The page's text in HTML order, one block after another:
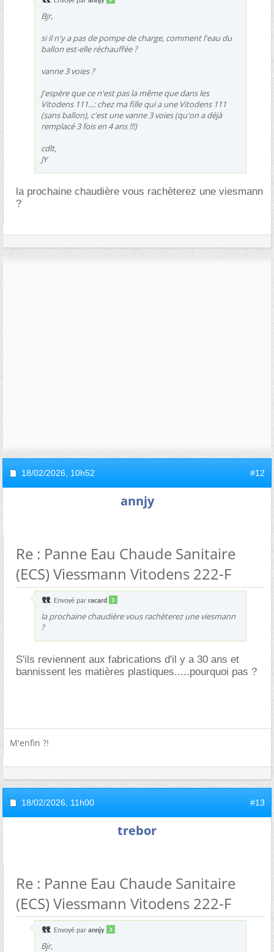
Bjr,
si il n'y a pas de pompe de charge, comment l'eau du
ballon est-elle réchauffée ?
vanne 3 voies ?
J'espère que ce n'est pas la même que dans les
Vitodens 111...: chez ma fille qui a une Vitodens 111
(sans ballon), c'est une vanne 3 voies (qu'on a déjà
remplacé 3 fois en 4 ans !!!)
cdlt,
JY
la prochaine chaudière vous rachèterez une viesmann
?
18/02/2026, 10h52 #12
annjy
Re : Panne Eau Chaude Sanitaire
(ECS) Viessmann Vitodens 222-F
Envoyé par racard
la prochaine chaudière vous rachèterez une viesmann
?
S'ils reviennent aux fabrications d'il y a 30 ans et
bannissent les matières plastiques.....pourquoi pas ?
M'enfin ?!
18/02/2026, 11h00 #13
trebor
Re : Panne Eau Chaude Sanitaire
(ECS) Viessmann Vitodens 222-F
Envoyé par annjy
Bjr,